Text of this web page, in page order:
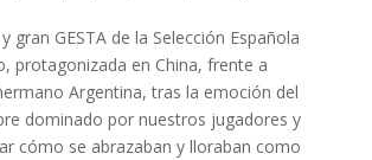
gran GESTA de la Selección Española
protagonizada en China, frente a
Argentina, tras la emoción del
dominado por nuestros jugadores y
cómo se abrazaban y lloraban como